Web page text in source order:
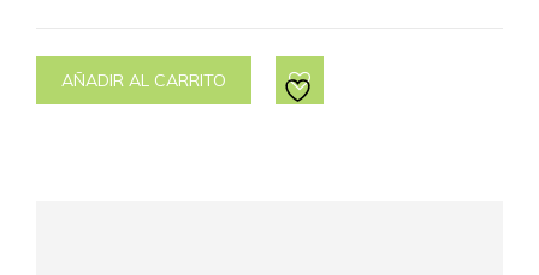
AÑADIR AL CARRITO